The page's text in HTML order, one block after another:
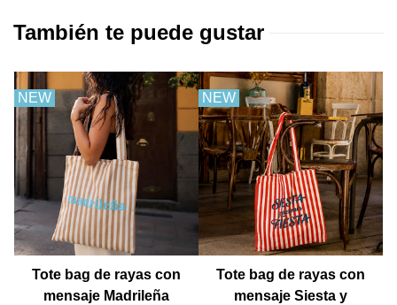
También te puede gustar
NEW
Tote bag de rayas con
mensaje Madrileña
NEW
Tote bag de rayas con
mensaje Siesta y